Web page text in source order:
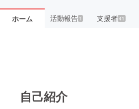
ホーム 活動報告1 支援者41
自己紹介